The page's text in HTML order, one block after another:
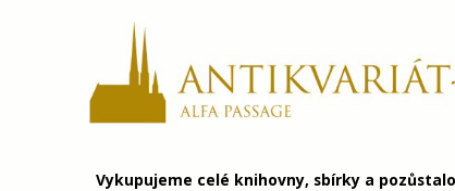
Vykupujeme celé knihovny, sbírky a